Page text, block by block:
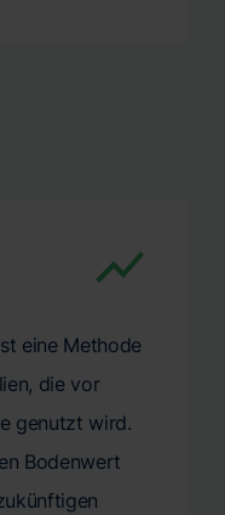
eine Methode
die vor
genutzt wird.
Bodenwert